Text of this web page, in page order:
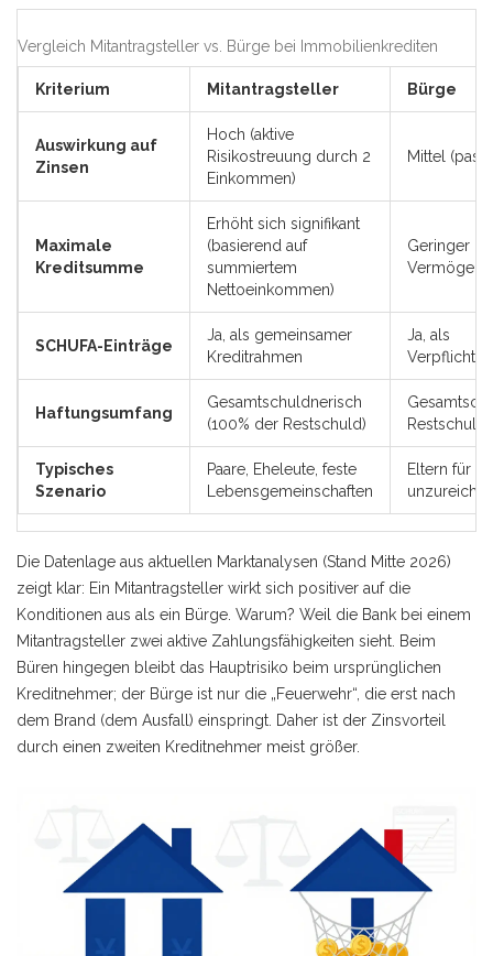
Vergleich Mitantragsteller vs. Bürge bei Immobilienkrediten
Kriterium Mitantragsteller Bürge
Auswirkung auf
Zinsen
Hoch (aktive
Risikostreuung durch 2
Einkommen)
Mittel
Maximale
Kreditsumme
Erhöht sich signifikant
(basierend auf
summiertem
Nettoeinkommen)
Geringer
Vermögen
SCHUFA-Einträge
Ja, als gemeinsamer
Kreditrahmen
Ja, als
Haftungsumfang
Gesamtschuldnerisch
(100% der Restschuld)
Restschuld)
Typisches
Szenario
Paare, Eheleute, feste
Lebensgemeinschaften
Eltern für
Die Datenlage aus aktuellen Marktanalysen (Stand Mitte 2026)
zeigt klar: Ein Mitantragsteller wirkt sich positiver auf die
Konditionen aus als ein Bürge. Warum? Weil die Bank bei einem
Mitantragsteller zwei aktive Zahlungsfähigkeiten sieht. Beim
Büren hingegen bleibt das Hauptrisiko beim ursprünglichen
Kreditnehmer; der Bürge ist nur die „Feuerwehr“, die erst nach
dem Brand (dem Ausfall) einspringt. Daher ist der Zinsvorteil
durch einen zweiten Kreditnehmer meist größer.